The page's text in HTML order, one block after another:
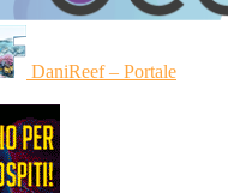
DaniReef – Portale